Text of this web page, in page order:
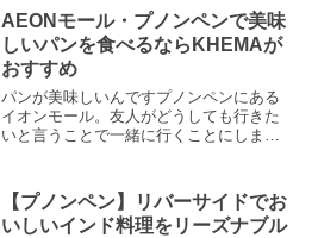
ですけど、今はものすごい勢いで増えて
います。毎月どこかに...
AEONモール・プノンペンで美味
しいパンを食べるならKHEMAが
おすすめ
パンが美味しいんですプノンペンにある
イオンモール。友人がどうしても行きた
いと言うことで一緒に行くことにしまし
ロアのフードコートで麺を食べるっいう
のが定番だったんですが今...
【プノンペン】リバーサイドでお
いしいインド料理をリーズナブル